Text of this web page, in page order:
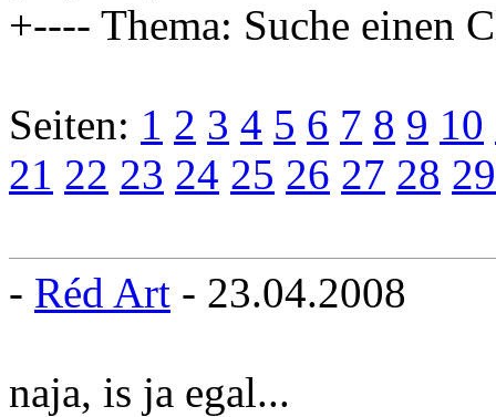
+---- Thema: Suche einen
Seiten: 1 2 3 4 5 6 7 8 9 10
21 22 23 24 25 26 27 28 29
- Réd Art - 23.04.2008
naja, is ja egal...